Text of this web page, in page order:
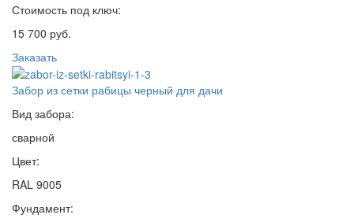
Стоимость под ключ:
15 700 руб.
Заказать
Забор из сетки рабицы черный для дачи
Вид забора:
сварной
Цвет:
RAL 9005
Фундамент: